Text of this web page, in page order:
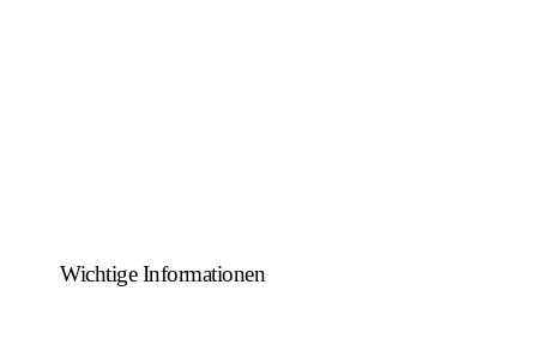
Wichtige Informationen